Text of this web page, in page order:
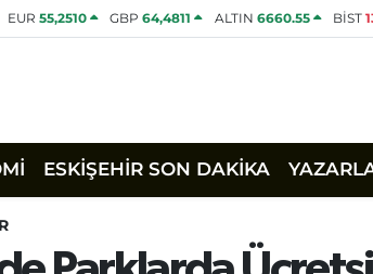
EUR 55,2510 GBP64,4811 ALTIN 6660.55 BİST
ESKİŞEHİR SON DAKİKA